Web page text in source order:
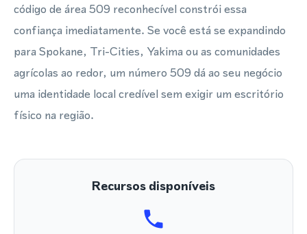
código de área 509 reconhecível constrói essa
confiança imediatamente. Se você está se expandindo
para Spokane, Tri-Cities, Yakima ou as comunidades
agrícolas ao redor, um número 509 dá ao seu negócio
uma identidade local credível sem exigir um escritório
físico na região.
Recursos disponíveis